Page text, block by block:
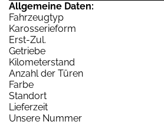
Allgemeine Daten:
Fahrzeugtyp
Karosserieform
Erst-Zul.
Getriebe
Kilometerstand
Anzahl der Türen
Farbe
Standort
Lieferzeit
Unsere Nummer